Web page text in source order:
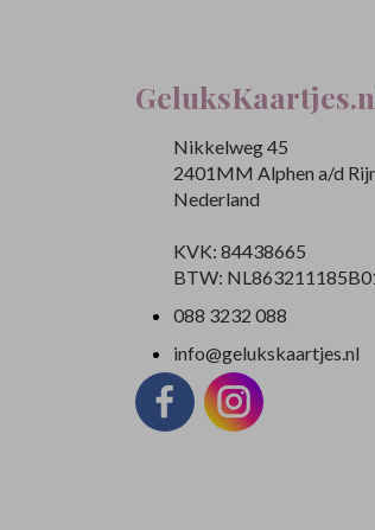
Nikkelweg 45
2401MM Alphen a/d
Nederland
KVK: 84438665
BTW:
088 3232 088
info@gelukskaartjes.nl